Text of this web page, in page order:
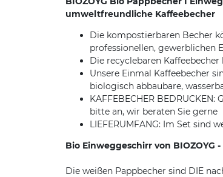
umweltfreundliche Kaffeebecher
Die kompostierbaren Becher
professionellen, gewerblichen
Die recyclebaren
Unsere Einmal Kaffeebecher
biologisch abbaubare,
KAFFEBECHER
bitte an, wir beraten Sie gerne
LIEFERUMFANG: Im Set sind
Bio Einweggeschirr von
Die weißen Pappbecher sind DIE